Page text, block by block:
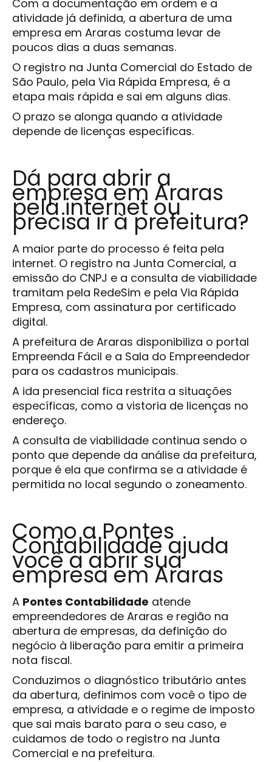
Com a documentação em ordem e a
atividade já definida, a abertura de uma
empresa em Araras costuma levar de
poucos dias a duas semanas.
O registro na Junta Comercial do Estado de
São Paulo, pela Via Rápida Empresa, é a
etapa mais rápida e sai em alguns dias.
O prazo se alonga quando a atividade
depende de licenças específicas.
Dá para abrir a
empresa em Araras
pela internet ou
precisa ir à prefeitura?
A maior parte do processo é feita pela
internet. O registro na Junta Comercial, a
emissão do CNPJ e a consulta de viabilidade
tramitam pela RedeSim e pela Via Rápida
Empresa, com assinatura por certificado
digital.
A prefeitura de Araras disponibiliza o portal
Empreenda Fácil e a Sala do Empreendedor
para os cadastros municipais.
A ida presencial fica restrita a situações
específicas, como a vistoria de licenças no
endereço.
A consulta de viabilidade continua sendo o
ponto que depende da análise da prefeitura,
porque é ela que confirma se a atividade é
permitida no local segundo o zoneamento.
Como a Pontes
Contabilidade ajuda
você a abrir sua
empresa em Araras
A Pontes Contabilidade atende
empreendedores de Araras e região na
abertura de empresas, da definição do
negócio à liberação para emitir a primeira
nota fiscal.
Conduzimos o diagnóstico tributário antes
da abertura, definimos com você o tipo de
empresa, a atividade e o regime de imposto
que sai mais barato para o seu caso, e
cuidamos de todo o registro na Junta
Comercial e na prefeitura.